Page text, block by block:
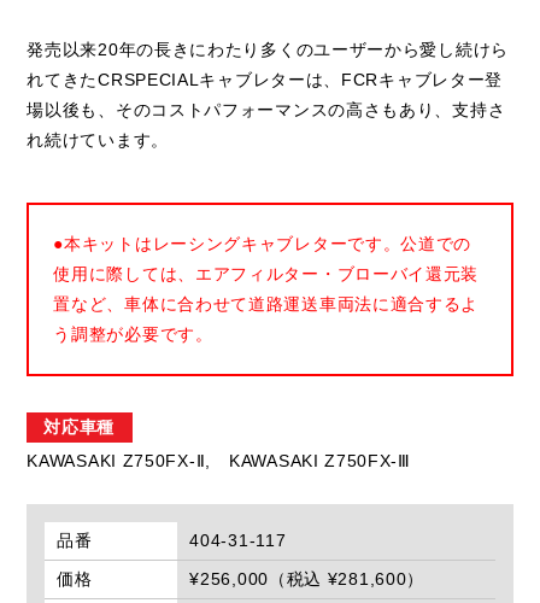
発売以来20年の長きにわたり多くのユーザーから愛し続けら
れてきたCRSPECIALキャブレターは、FCRキャブレター登
場以後も、そのコストパフォーマンスの高さもあり、支持さ
れ続けています。
●本キットはレーシングキャブレターです。公道での
使用に際しては、エアフィルター・ブローバイ還元装
置など、車体に合わせて道路運送車両法に適合するよ
う調整が必要です。
対応車種
KAWASAKI Z750FX-Ⅱ,
KAWASAKI Z750FX-Ⅲ
品番
404-31-117
価格
¥256,000（税込 ¥281,600）